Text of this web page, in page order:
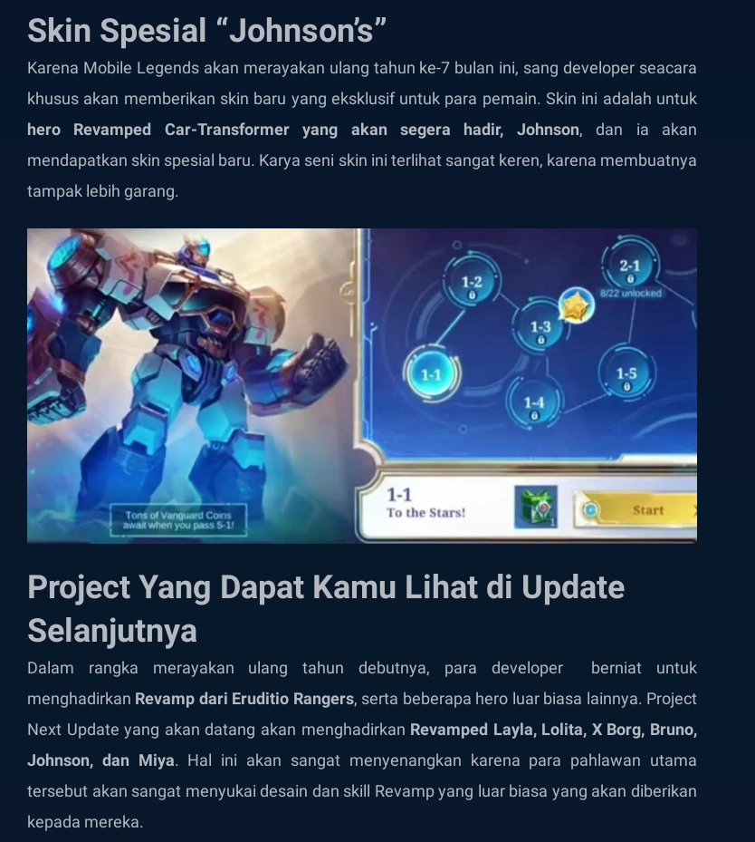
Skin Spesial “Johnson’s”
Karena Mobile Legends akan merayakan ulang tahun ke-7 bulan ini, sang developer seacara
khusus akan memberikan skin baru yang eksklusif untuk para pemain. Skin ini adalah untuk
hero Revamped Car-Transformer yang akan segera hadir, Johnson, dan ia akan
mendapatkan skin spesial baru. Karya seni skin ini terlihat sangat keren, karena membuatnya
tampak lebih garang.
Project Yang Dapat Kamu Lihat di Update
Selanjutnya
Dalam rangka merayakan ulang tahun debutnya, para developer berniat untuk
menghadirkan Revamp dari Eruditio Rangers, serta beberapa hero luar biasa lainnya. Project
Next Update yang akan datang akan menghadirkan Revamped Layla, Lolita, X Borg, Bruno,
Johnson, dan Miya. Hal ini akan sangat menyenangkan karena para pahlawan utama
tersebut akan sangat menyukai desain dan skill Revamp yang luar biasa yang akan diberikan
kepada mereka.